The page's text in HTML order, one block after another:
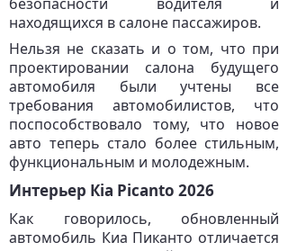
находящихся в салоне пассажиров.
Нельзя не сказать и о том, что при
проектировании салона будущего
автомобиля были учтены все
требования автомобилистов, что
поспособствовало тому, что новое
авто теперь стало более стильным,
функциональным и молодежным.
Интерьер Кia Picanto 2026
Как говорилось, обновленный
автомобиль Киа Пиканто отличается